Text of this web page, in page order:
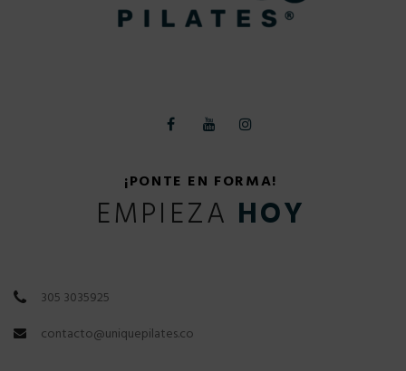
¡PONTE EN FORMA!
EMPIEZA HOY
305 3035925
contacto@uniquepilates.co